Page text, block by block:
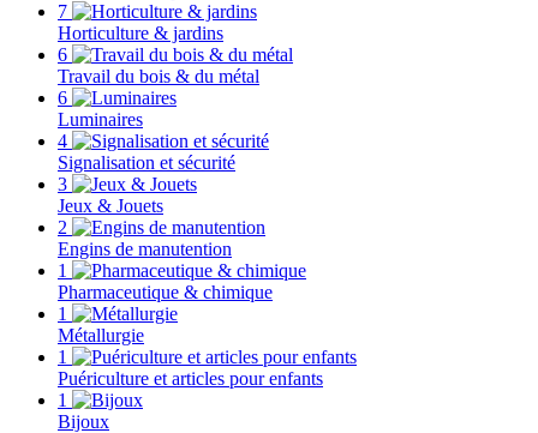
7
Horticulture & jardins
6
Travail du bois & du métal
6
Luminaires
4
Signalisation et sécurité
3
Jeux & Jouets
2
Engins de manutention
1
Pharmaceutique & chimique
1
Métallurgie
1
Puériculture et articles pour enfants
1
Bijoux